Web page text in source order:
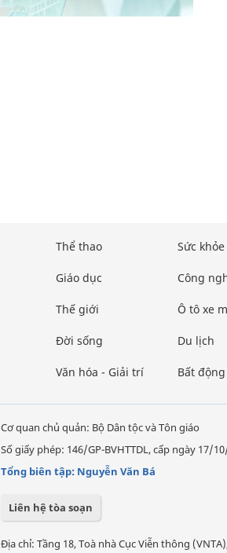
Thể thao
Giáo dục
Thế giới
Đời sống
Văn hóa - Giải trí
Sức khỏe
Công
Ô tô xe
Du lịch
Bất
Cơ quan chủ quản: Bộ Dân tộc và Tôn giáo
Số giấy phép: 146/GP-BVHTTDL, cấp ngày 17/
Tổng biên tập: Nguyễn Văn Bá
Liên hệ tòa soạn
Địa chỉ: Tầng 18, Toà nhà Cục Viễn thông